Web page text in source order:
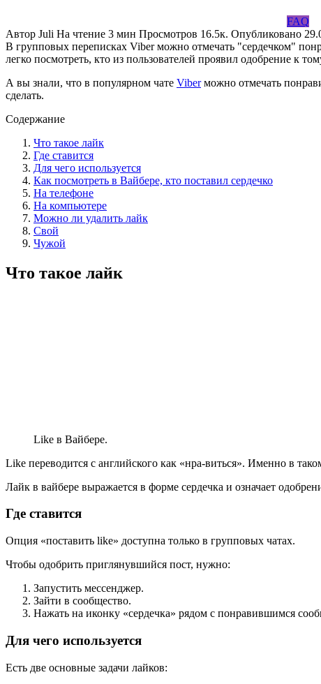
FAQ
Автор Juli На чтение 3 мин Просмотров 16.5к. Опубликовано
В групповых переписках Viber можно отмечать "сердечком"
легко посмотреть, кто из пользователей проявил одобрение к
А вы знали, что в популярном чате Viberможно отмечать
сделать.
Содержание
Что такое лайк
Где ставится
Для чего используется
Как посмотреть в Вайбере, кто поставил сердечко
На телефоне
На компьютере
Можно ли удалить лайк
Свой
Чужой
Что такое лайк
Like в Вайбере.
Like переводится с английского как «нра-виться». Именно в
Лайк в вайбере выражается в форме сердечка и означает
Где ставится
Опция «поставить like» доступна только в групповых чатах.
Чтобы одобрить приглянувшийся пост, нужно:
Запустить мессенджер.
Зайти в сообщество.
Нажать на иконку «сердечка» рядом с понравившимся
Для чего используется
Есть две основные задачи лайков: